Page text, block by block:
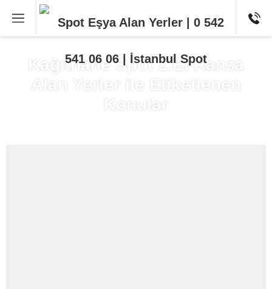
Kağıthane Spot 2.El Ranza
Alan Yerler ile Etiketlenen
Konular